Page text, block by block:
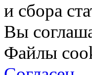
и сбора
Вы
Файлы